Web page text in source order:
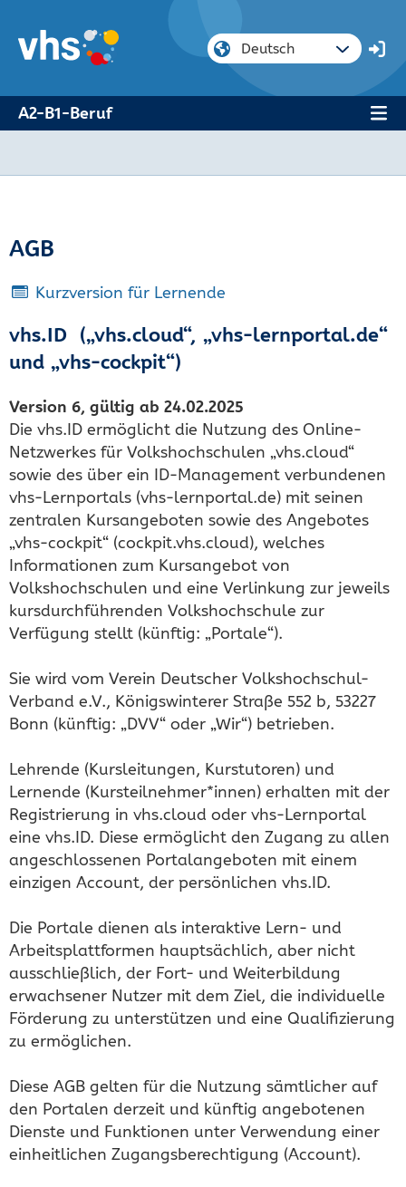
A2-B1-Beruf
AGB
Kurzversion für Lernende
vhs.ID („vhs.cloud“, „vhs-lernportal.de“
und „vhs-cockpit“)
Version 6, gültig ab 24.02.2025
Die vhs.ID ermöglicht die Nutzung des Online-
Netzwerkes für Volkshochschulen „vhs.cloud“
sowie des über ein ID-Management verbundenen
vhs-Lernportals (vhs-lernportal.de) mit seinen
zentralen Kursangeboten sowie des Angebotes
„vhs-cockpit“ (cockpit.vhs.cloud), welches
Informationen zum Kursangebot von
Volkshochschulen und eine Verlinkung zur jeweils
kursdurchführenden Volkshochschule zur
Verfügung stellt (künftig: „Portale“).
Sie wird vom Verein Deutscher Volkshochschul-
Verband e.V., Königswinterer Straße 552 b, 53227
Bonn (künftig: „DVV“ oder „Wir“) betrieben.
Lehrende (Kursleitungen, Kurstutoren) und
Lernende (Kursteilnehmer*innen) erhalten mit der
Registrierung in vhs.cloud oder vhs-Lernportal
eine vhs.ID. Diese ermöglicht den Zugang zu allen
angeschlossenen Portalangeboten mit einem
einzigen Account, der persönlichen vhs.ID.
Die Portale dienen als interaktive Lern- und
Arbeitsplattformen hauptsächlich, aber nicht
ausschließlich, der Fort- und Weiterbildung
erwachsener Nutzer mit dem Ziel, die individuelle
Förderung zu unterstützen und eine Qualifizierung
zu ermöglichen.
Diese AGB gelten für die Nutzung sämtlicher auf
den Portalen derzeit und künftig angebotenen
Dienste und Funktionen unter Verwendung einer
einheitlichen Zugangsberechtigung (Account).